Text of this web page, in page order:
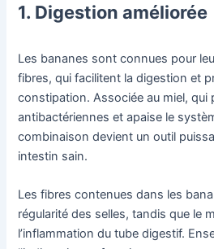
1. Digestion améliorée
Les bananes sont connues pour
fibres, qui facilitent la digestion et
constipation. Associée au miel, qui
antibactériennes et apaise le
combinaison devient un outil
intestin sain.
Les fibres contenues dans les
régularité des selles, tandis que le
l’inflammation du tube digestif.